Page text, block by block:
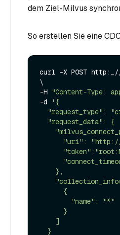
dem Ziel-Milvus
So erstellen Sie eine
curl -X POST
\
-H "Content-Type:
-d
'{